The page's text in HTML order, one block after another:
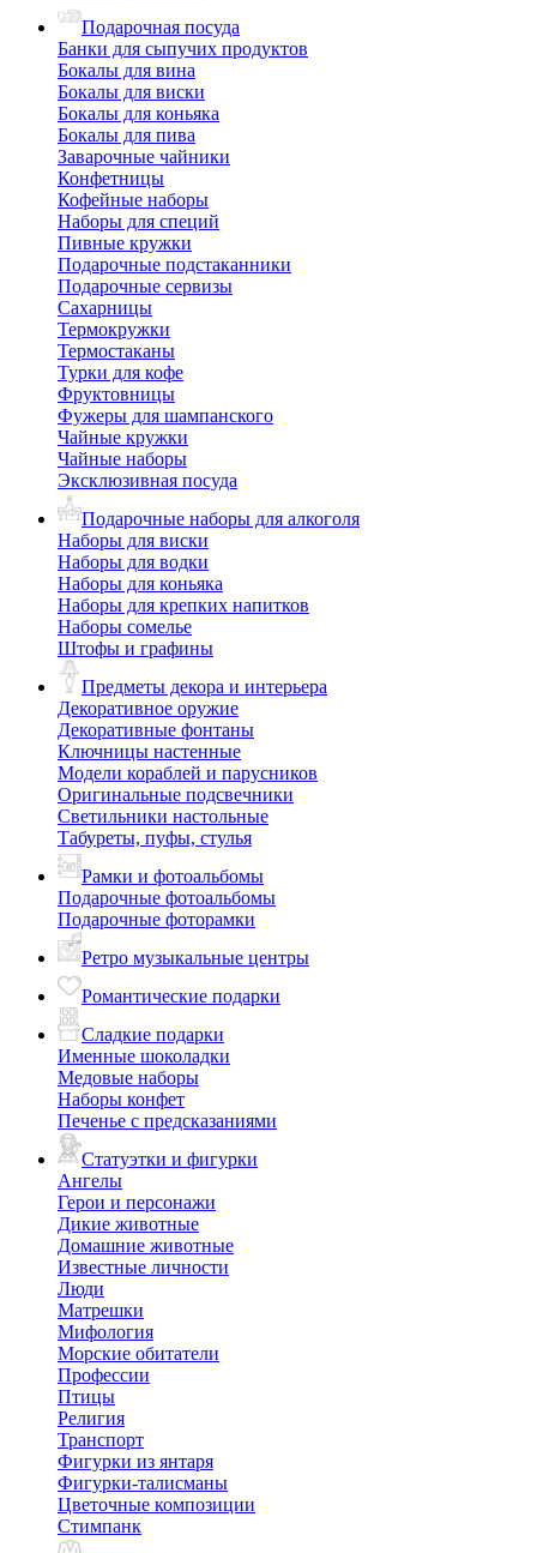
Подарочная посуда
Банки для сыпучих продуктов
Бокалы для вина
Бокалы для виски
Бокалы для коньяка
Бокалы для пива
Заварочные чайники
Конфетницы
Кофейные наборы
Наборы для специй
Пивные кружки
Подарочные подстаканники
Подарочные сервизы
Сахарницы
Термокружки
Термостаканы
Турки для кофе
Фруктовницы
Фужеры для шампанского
Чайные кружки
Чайные наборы
Эксклюзивная посуда
Подарочные наборы для алкоголя
Наборы для виски
Наборы для водки
Наборы для коньяка
Наборы для крепких напитков
Наборы сомелье
Штофы и графины
Предметы декора и интерьера
Декоративное оружие
Декоративные фонтаны
Ключницы настенные
Модели кораблей и парусников
Оригинальные подсвечники
Светильники настольные
Табуреты, пуфы, стулья
Рамки и фотоальбомы
Подарочные фотоальбомы
Подарочные фоторамки
Ретро музыкальные центры
Романтические подарки
Сладкие подарки
Именные шоколадки
Медовые наборы
Наборы конфет
Печенье с предсказаниями
Статуэтки и фигурки
Ангелы
Герои и персонажи
Дикие животные
Домашние животные
Известные личности
Люди
Матрешки
Мифология
Морские обитатели
Профессии
Птицы
Религия
Транспорт
Фигурки из янтаря
Фигурки-талисманы
Цветочные композиции
Стимпанк